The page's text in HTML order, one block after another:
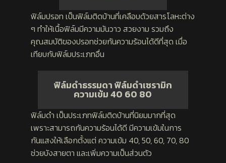
ฟิล์มปรอท เป็นฟิล์มติดบ้านที่เคลือบด้วยสารโลหะต่าง
ๆ ทำให้เนื้อฟิล์มมีความมันวาว สวยงาม รวมถึง
คุณสมบัติของปรอทช่วยกันความร้อนได้ดีที่สุด เมื่อ
เทียบกับฟิล์มประเภทอื่น
ฟิล์มดำธรรมดา ฟิล์มดำเซรามิก
ความเข้ม 40 60 80
ฟิล์มดำ เป็นประเภทฟิล์มติดบ้านที่นิยมมากที่สุด
เพราะสามารถกันความร้อนได้ดี มีความเข้มในการ
กันแสงให้เลือกตั้งแต่ ความเข้ม 40, 50, 60, 70, 80
ช่วยบังสายตา และเพิ่มความเป็นส่วนตัว